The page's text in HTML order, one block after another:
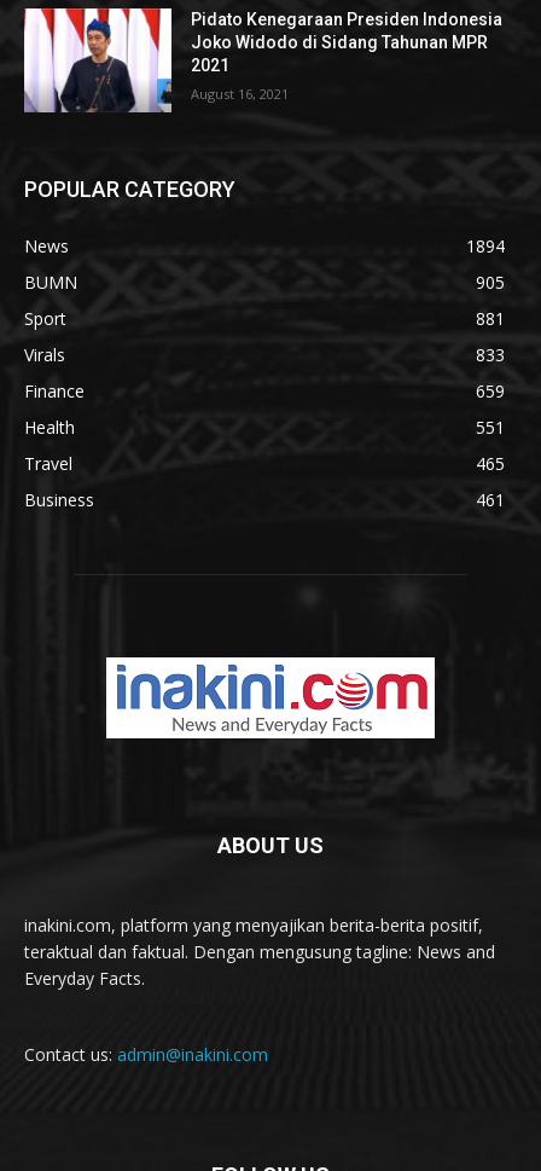
Pidato Kenegaraan Presiden Indonesia
Joko Widodo di Sidang Tahunan MPR
2021
August 16, 2021
POPULAR CATEGORY
News
1894
BUMN
905
Sport
881
Virals
833
Finance
659
Health
551
Travel
465
Business
461
ABOUT US
inakini.com, platform yang menyajikan berita-berita positif,
teraktual dan faktual. Dengan mengusung tagline: News and
Everyday Facts.
Contact us: admin@inakini.com